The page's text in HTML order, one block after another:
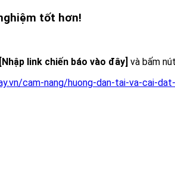
tốt hơn!
[Nhập link chiến báo vào đây] và bấm nút
cam-nang/huong-dan-tai-va-cai-